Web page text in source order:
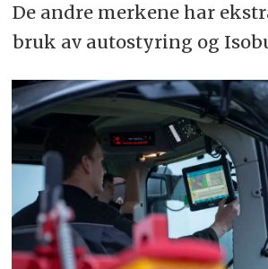
De andre merkene har
bruk av autostyring og